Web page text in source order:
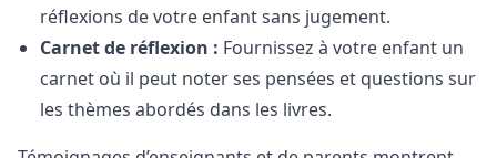
réflexions de votre enfant sans jugement.
Carnet de réflexion : Fournissez à votre enfant un
carnet où il peut noter ses pensées et questions sur
les thèmes abordés dans les livres.